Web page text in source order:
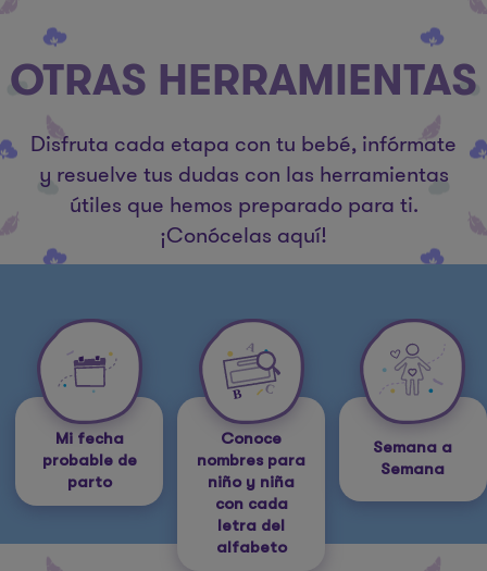
OTRAS HERRAMIENTAS
Disfruta cada etapa con tu bebé, infórmate
y resuelve tus dudas con las herramientas
útiles que hemos preparado para ti.
¡Conócelas aquí!
Mi fecha
probable de
parto
Conoce
nombres para
niño y niña
con cada
letra del
alfabeto
Semana a
Semana